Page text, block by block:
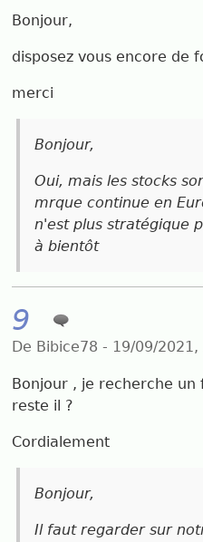
Bonjour,
disposez vous encore de
merci
Bonjour,
Oui, mais les stocks
mrque continue en
n'est plus stratégique
à bientôt
9
De Bibice78 - 19/09/2021,
Bonjour , je recherche
reste il ?
Cordialement
Bonjour,
Il faut regarder sur